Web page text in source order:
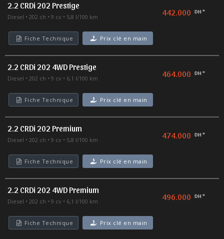
2.2 CRDi 202 Prestige
Diesel 202 ch 9 cv 5,8 l/100 km 442.000 DH *
Fiche Technique Prix clé en main
2.2 CRDi 202 4WD Prestige
Diesel 202 ch 9 cv 6,1 l/100 km 464.000 DH *
Fiche Technique Prix clé en main
2.2 CRDi 202 Premium
Diesel 202 ch 9 cv 5,8 l/100 km 474.000 DH *
Fiche Technique Prix clé en main
2.2 CRDi 202 4WD Premium
Diesel 202 ch 9 cv 6,1 l/100 km 496.000 DH *
Fiche Technique Prix clé en main